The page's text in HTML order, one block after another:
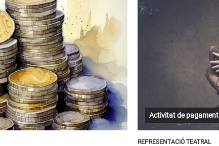
Activitat de pagament
REPRESENTACIÓ TEATRAL